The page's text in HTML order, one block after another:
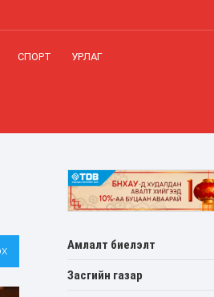
СПОРТ УРЛАГ
Амлалт биелэлт
Засгийн газар